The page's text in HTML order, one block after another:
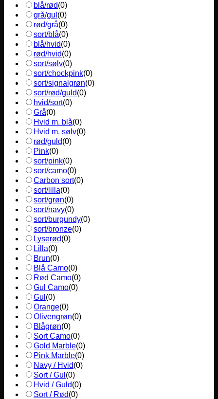
blå/rød(0)
grå/gul (0)
rød/grå(0)
sort/blå(0)
blå/hvid(0)
rød/hvid(0)
sort/sølv(0)
sort/chockpink(0)
sort/signalgrøn(0)
sort/rød/guld(0)
hvid/sort(0)
Grå(0)
Hvid m. blå(0)
Hvid m. sølv(0)
rød/guld(0)
Pink(0)
sort/pink(0)
sort/camo(0)
Carbon sort(0)
sort/lilla(0)
sort/grøn(0)
sort/navy(0)
sort/burgundy(0)
sort/bronze(0)
Lyserød(0)
Lilla(0)
Brun(0)
Blå Camo(0)
Rød Camo(0)
Gul Camo(0)
Gul (0)
Orange(0)
Olivengrøn(0)
Blågrøn(0)
Sort Camo(0)
Gold Marble(0)
Pink Marble(0)
Navy / Hvid(0)
Sort / Gul (0)
Hvid / Guld(0)
Sort / Rød(0)